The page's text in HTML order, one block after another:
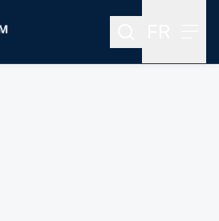
Rechercher